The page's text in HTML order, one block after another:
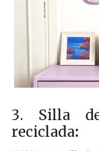
3. Silla
reciclada: